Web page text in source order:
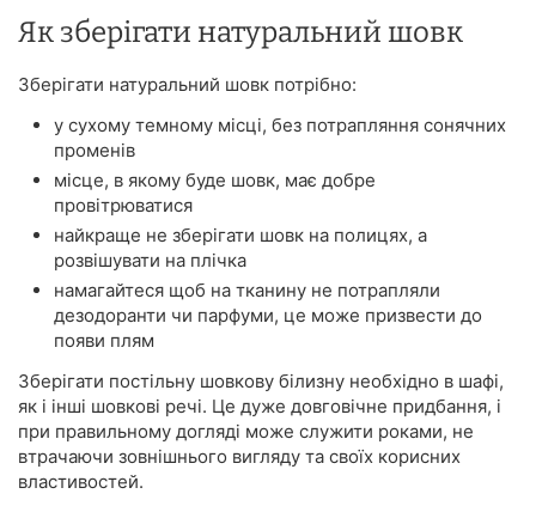
Як зберігати натуральний шовк
Зберігати натуральний шовк потрібно:
у сухому темному місці, без потрапляння сонячних
променів
місце, в якому буде шовк, має добре
провітрюватися
найкраще не зберігати шовк на полицях, а
розвішувати на плічка
намагайтеся щоб на тканину не потрапляли
дезодоранти чи парфуми, це може призвести до
появи плям
Зберігати постільну шовкову білизну необхідно в шафі,
як і інші шовкові речі. Це дуже довговічне придбання, і
при правильному догляді може служити роками, не
втрачаючи зовнішнього вигляду та своїх корисних
властивостей.